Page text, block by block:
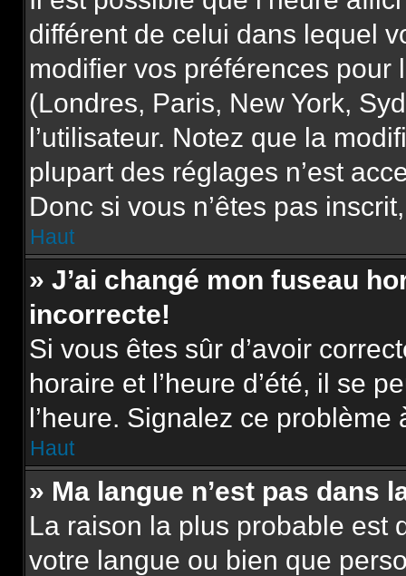
différent de celui dans lequel
modifier vos préférences
(Londres, Paris, New York,
l’utilisateur. Notez que la
plupart des réglages n’est
Donc si vous n’êtes pas
Haut
» J’ai changé mon fuseau
incorrecte!
Si vous êtes sûr d’avoir
horaire et l’heure d’été, il se
l’heure. Signalez ce problème
Haut
» Ma langue n’est pas dans
La raison la plus probable est
votre langue ou bien que